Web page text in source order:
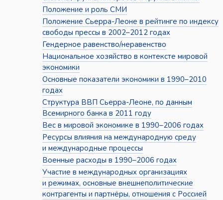
Положение и роль СМИ
Положение Сьерра-Леоне в рейтинге по индексу
свободы прессы в 2002–2012 годах
Гендерное равенство/неравенство
Национальное хозяйство в контексте мировой
экономики
Основные показатели экономики в 1990–2010
годах
Структура ВВП Сьерра-Леоне, по данным
Всемирного банка в 2011 году
Вес в мировой экономике в 1990–2006 годах
Ресурсы влияния на международную среду
и международные процессы
Военные расходы в 1990–2006 годах
Участие в международных организациях
и режимах, основные внешнеполитические
контрагенты и партнёры, отношения с Россией